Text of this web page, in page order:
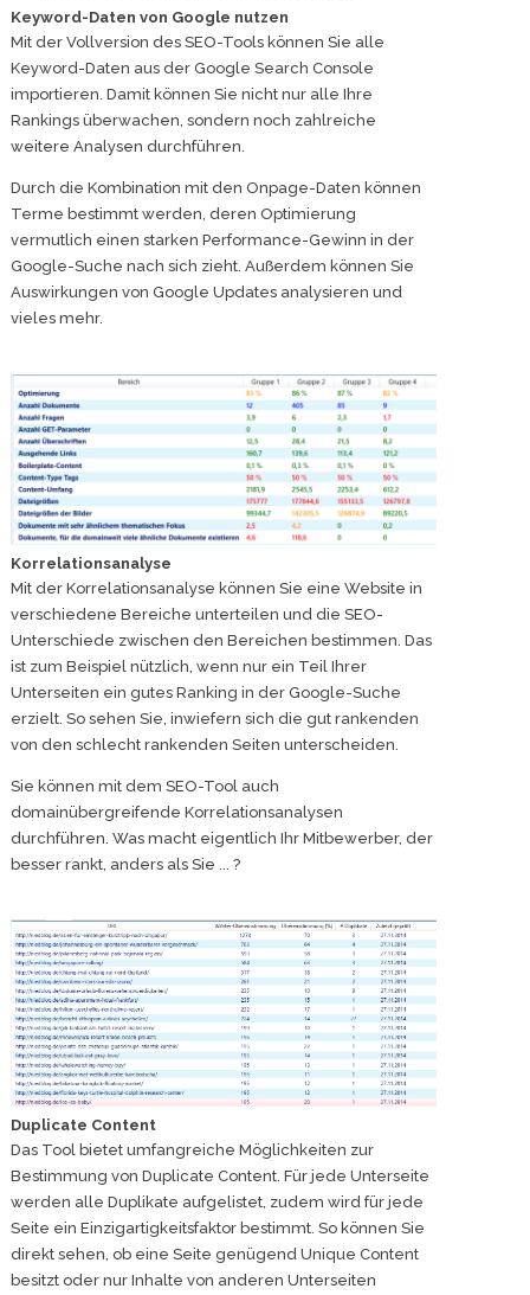
Keyword-Daten von Google nutzen
Mit der Vollversion des SEO-Tools können Sie alle
Keyword-Daten aus der Google Search Console
importieren. Damit können Sie nicht nur alle Ihre
Rankings überwachen, sondern noch zahlreiche
weitere Analysen durchführen.
Durch die Kombination mit den Onpage-Daten können
Terme bestimmt werden, deren Optimierung
vermutlich einen starken Performance-Gewinn in der
Google-Suche nach sich zieht. Außerdem können Sie
Auswirkungen von Google Updates analysieren und
vieles mehr.
Korrelationsanalyse
Mit der Korrelationsanalyse können Sie eine Website in
verschiedene Bereiche unterteilen und die SEO-
Unterschiede zwischen den Bereichen bestimmen. Das
ist zum Beispiel nützlich, wenn nur ein Teil Ihrer
Unterseiten ein gutes Ranking in der Google-Suche
erzielt. So sehen Sie, inwiefern sich die gut rankenden
von den schlecht rankenden Seiten unterscheiden.
Sie können mit dem SEO-Tool auch
domainübergreifende Korrelationsanalysen
durchführen. Was macht eigentlich Ihr Mitbewerber, der
besser rankt, anders als Sie ... ?
Duplicate Content
Das Tool bietet umfangreiche Möglichkeiten zur
Bestimmung von Duplicate Content. Für jede Unterseite
werden alle Duplikate aufgelistet, zudem wird für jede
Seite ein Einzigartigkeitsfaktor bestimmt. So können Sie
direkt sehen, ob eine Seite genügend Unique Content
besitzt oder nur Inhalte von anderen Unterseiten